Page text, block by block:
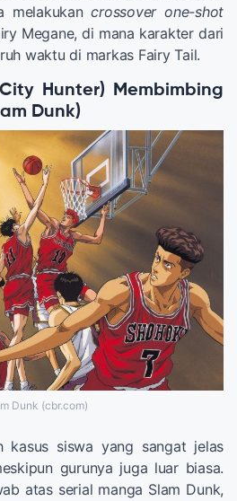
melakukancrossover one-shot
Megane, di mana karakter dari
waktu di markas Fairy Tail.
Hunter) Membimbing
Dunk)
Dunk (cbr.com)
kasus siswa yang sangat jelas
gurunya juga luar biasa.
atas serial manga Slam Dunk,